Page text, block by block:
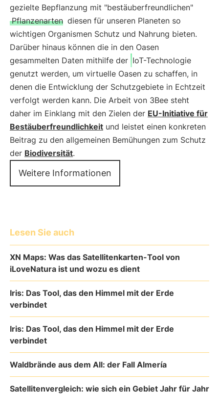
gezielte Bepflanzung mit "bestäuberfreundlichen"
Pflanzenarten diesen für unseren Planeten so
wichtigen Organismen Schutz und Nahrung bieten.
Darüber hinaus können die in den Oasen
gesammelten Daten mithilfe der IoT-Technologie
genutzt werden, um virtuelle Oasen zu schaffen, in
denen die Entwicklung der Schutzgebiete in Echtzeit
verfolgt werden kann. Die Arbeit von 3Bee steht
daher im Einklang mit den Zielen der EU-Initiative für
Bestäuberfreundlichkeit und leistet einen konkreten
Beitrag zu den allgemeinen Bemühungen zum Schutz
der Biodiversität.
Weitere Informationen
Lesen Sie auch
XN Maps: Was das Satellitenkarten-Tool von
iLoveNatura ist und wozu es dient
Iris: Das Tool, das den Himmel mit der Erde
verbindet
Iris: Das Tool, das den Himmel mit der Erde
verbindet
Waldbrände aus dem All: der Fall Almería
Satellitenvergleich: wie sich ein Gebiet Jahr für Jahr